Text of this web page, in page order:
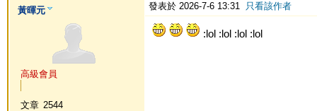
黃暉元
高級會員
文章 2544
發表於 2026-7-6 13:31 只看該作者
:lol :lol :lol :lol